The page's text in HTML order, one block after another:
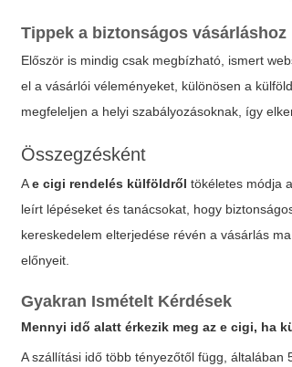
Tippek a biztonságos vásárláshoz
Először is mindig csak megbízható, ismert
el a vásárlói véleményeket, különösen a
megfeleljen a helyi szabályozásoknak, így
Összegzésként
Ae cigi rendelés külföldről tökéletes módja
leírt lépéseket és tanácsokat, hogy
kereskedelem elterjedése révén a vásárlás
előnyeit.
Gyakran Ismételt Kérdések
Mennyi idő alatt érkezik meg aze cigi, ha
A szállítási idő több tényezőtől függ, általában